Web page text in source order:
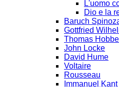
L'uomo
Dio e la
Baruch
Gottfried
Thomas
John Locke
David Hume
Voltaire
Rousseau
Immanuel Kant